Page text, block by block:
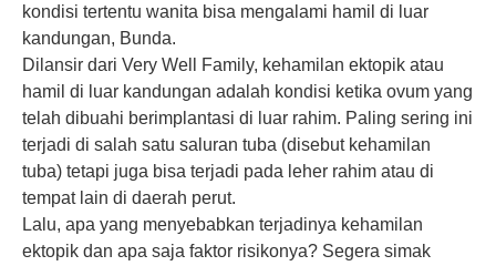
kondisi tertentu wanita bisa mengalami hamil di luar
kandungan, Bunda.
Dilansir dari Very Well Family, kehamilan ektopik atau
hamil di luar kandungan adalah kondisi ketika ovum yang
telah dibuahi berimplantasi di luar rahim. Paling sering ini
terjadi di salah satu saluran tuba (disebut kehamilan
tuba) tetapi juga bisa terjadi pada leher rahim atau di
tempat lain di daerah perut.
Lalu, apa yang menyebabkan terjadinya kehamilan
ektopik dan apa saja faktor risikonya? Segera simak